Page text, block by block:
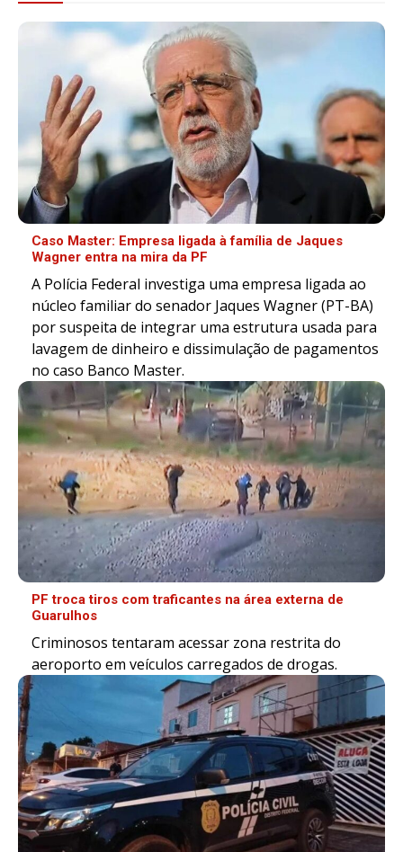
Caso Master: Empresa ligada à família de Jaques
Wagner entra na mira da PF
A Polícia Federal investiga uma empresa ligada ao
núcleo familiar do senador Jaques Wagner (PT-BA)
por suspeita de integrar uma estrutura usada para
lavagem de dinheiro e dissimulação de pagamentos
no caso Banco Master.
PF troca tiros com traficantes na área externa de
Guarulhos
Criminosos tentaram acessar zona restrita do
aeroporto em veículos carregados de drogas.